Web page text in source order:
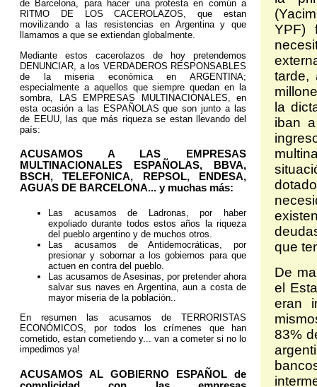
de Barcelona, para hacer una protesta en común a
RITMO DE LOS CACEROLAZOS, que estan
movilizando a las resistencias en Argentina y que
llamamos a que se extiendan globalmente.
Mediante estos cacerolazos de hoy pretendemos
DENUNCIAR, a los VERDADEROS RESPONSABLES
de la miseria económica en ARGENTINA;
especialmente a aquellos que siempre quedan en la
sombra, LAS EMPRESAS MULTINACIONALES, en
esta ocasión a las ESPAÑOLAS que son junto a las
de EEUU, las que más riqueza se estan llevando del
país:
ACUSAMOS A LAS EMPRESAS
MULTINACIONALES ESPAÑOLAS, BBVA,
BSCH, TELEFONICA, REPSOL, ENDESA,
AGUAS DE BARCELONA... y muchas más:
Las acusamos de Ladronas, por haber
expoliado durante todos estos años la riqueza
del pueblo argentino y de muchos otros.
Las acusamos de Antidemocráticas, por
presionar y sobornar a los gobiernos para que
actuen en contra del pueblo.
Las acusamos de Asesinas, por pretender ahora
salvar sus naves en Argentina, aun a costa de
mayor miseria de la población..
En resumen las acusamos de TERRORISTAS
ECONÓMICOS, por todos los crímenes que han
cometido, estan cometiendo y... van a cometer si no lo
impedimos ya!
ACUSAMOS AL GOBIERNO ESPAÑOL de
YPF)
tarde,
la
iban
que
De
el
eran
83%